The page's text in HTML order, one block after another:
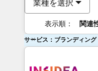
業種を選択
表示順： 関連
サービス：ブランディング